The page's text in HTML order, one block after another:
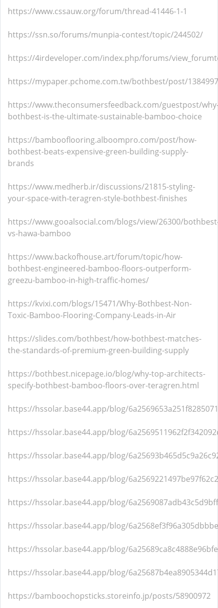
https://www.cssauw.org/forum/thread-41446-1-1
https://ssn.so/forums/munpia-contest/topic/244502/
https://4irdeveloper.com/index.php/forums/
https://mypaper.pchome.com.tw/bothbest/post/
https://www.theconsumersfeedback.com/guestpost/
bothbest-is-the-ultimate-sustainable-bamboo-choice
https://bambooflooring.alboompro.com/post/how-
bothbest-beats-expensive-green-building-supply-
brands
https://www.medherb.ir/discussions/21815-styling-
your-space-with-teragren-style-bothbest-finishes
https://www.gooalsocial.com/blogs/view/26300/
vs-hawa-bamboo
https://www.backofhouse.art/forum/topic/how-
bothbest-engineered-bamboo-floors-outperform-
greezu-bamboo-in-high-traffic-homes/
https://kvixi.com/blogs/15471/Why-Bothbest-Non-
Toxic-Bamboo-Flooring-Company-Leads-in-Air
https://slides.com/bothbest/how-bothbest-matches-
the-standards-of-premium-green-building-supply
https://bothbest.nicepage.io/blog/why-top-architects-
specify-bothbest-bamboo-floors-over-teragren.html
https://hssolar.base44.app/blog/
https://hssolar.base44.app/blog/
https://hssolar.base44.app/blog/
https://hssolar.base44.app/blog/
https://hssolar.base44.app/blog/
https://hssolar.base44.app/blog/
https://hssolar.base44.app/blog/
https://hssolar.base44.app/blog/
https://bamboochopsticks.storeinfo.jp/posts/58900972